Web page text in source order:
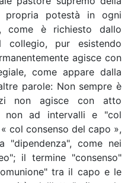
propria potestà in ogni
come è richiesto dallo
pur esistendo
agisce con
come appare dalla
parole: Non sempre è
non agisce con atto
non ad intervalli e "col
col consenso del capo »,
"dipendenza", come nei
il termine "consenso"
tra il capo e le